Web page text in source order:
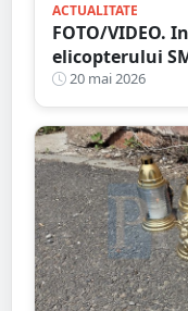
ACTUALITATE
FOTO/VIDEO.
elicopterului
Persoană în
20 mai 2026